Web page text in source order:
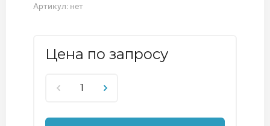
Артикул: нет
Цена по запросу